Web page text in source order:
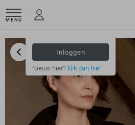
MENU
Inloggen
Nieuw hier? klik dan hier